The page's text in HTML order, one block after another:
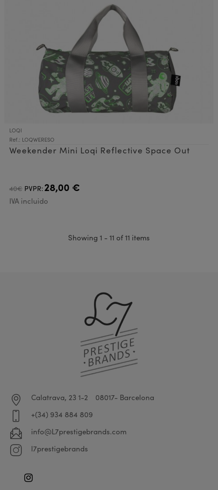
LOQI
Ref.: LOQWERESO
Weekender Mini Loqi Reflective Space Out
40€ PVPR: 28,00 €
IVA incluido
Showing 1 - 11 of 11 items
Calatrava, 23 1-2
08017- Barcelona
+(34) 934 884 809
info@L7prestigebrands.com
l7prestigebrands
Instagram